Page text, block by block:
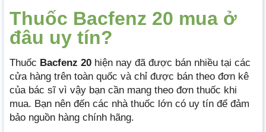
Thuốc Bacfenz 20 mua ở
đâu uy tín?
Thuốc Bacfenz 20 hiện nay đã được bán nhiều tại các
cửa hàng trên toàn quốc và chỉ được bán theo đơn kê
của bác sĩ vì vậy bạn cần mang theo đơn thuốc khi
mua. Bạn nên đến các nhà thuốc lớn có uy tín để đảm
bảo nguồn hàng chính hãng.